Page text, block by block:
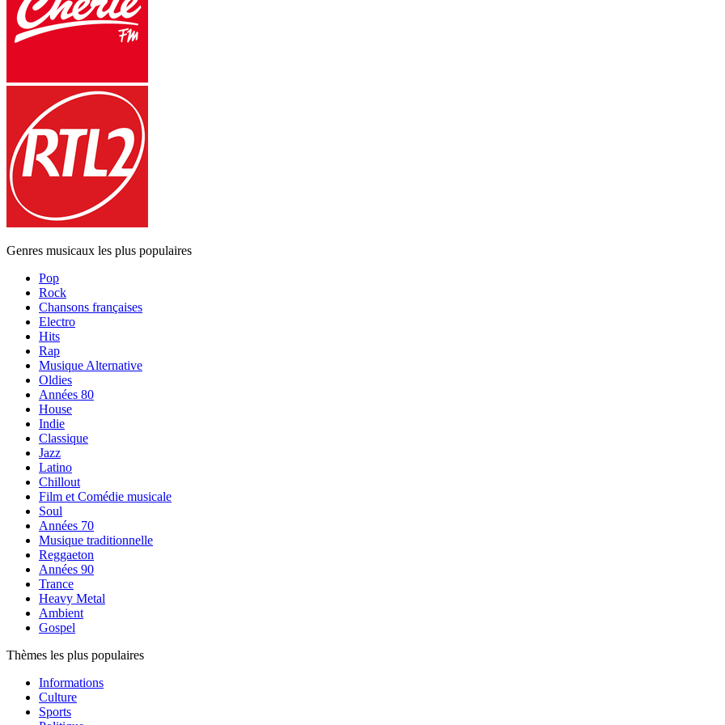
Genres musicaux les plus populaires
Pop
Rock
Chansons françaises
Electro
Hits
Rap
Musique Alternative
Oldies
Années 80
House
Indie
Classique
Jazz
Latino
Chillout
Film et Comédie musicale
Soul
Années 70
Musique traditionnelle
Reggaeton
Années 90
Trance
Heavy Metal
Ambient
Gospel
Thèmes les plus populaires
Informations
Culture
Sports